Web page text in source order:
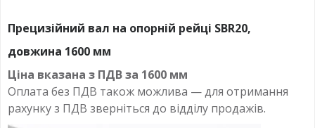
Прецизійний вал на опорній рейці SBR20,
довжина 1600 мм
Ціна вказана з ПДВ за 1600 мм
Оплата без ПДВ також можлива — для отримання
рахунку з ПДВ зверніться до відділу продажів.